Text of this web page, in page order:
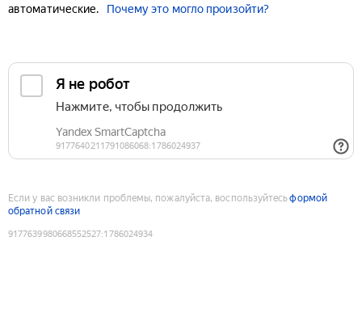
автоматические.
Почему это могло произойти?
Если у вас возникли проблемы, пожалуйста, воспользуйтесьформой
обратной связи
9177639980668552527:1786024934